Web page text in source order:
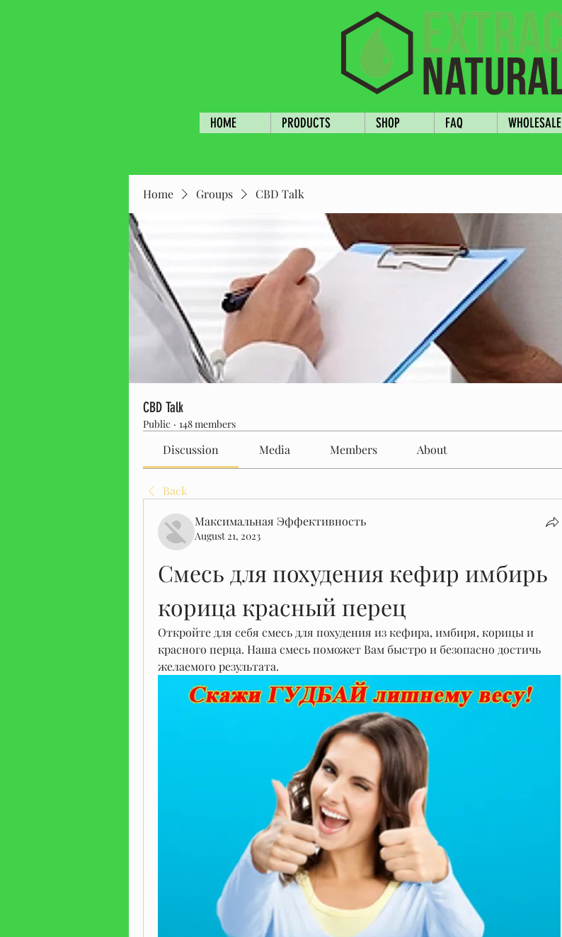
HOME PRODUCTS SHOP FAQ WHOLESALE
Home Groups CBD Talk
CBD Talk
Public · 148 members
Discussion Media Members About
Back
Максимальная Эффективность
August 21, 2023
Смесь для похудения кефир имбирь
корица красный перец
Откройте для себя смесь для похудения из кефира, имбиря, корицы и
красного перца. Наша смесь поможет Вам быстро и безопасно достичь
желаемого результата.